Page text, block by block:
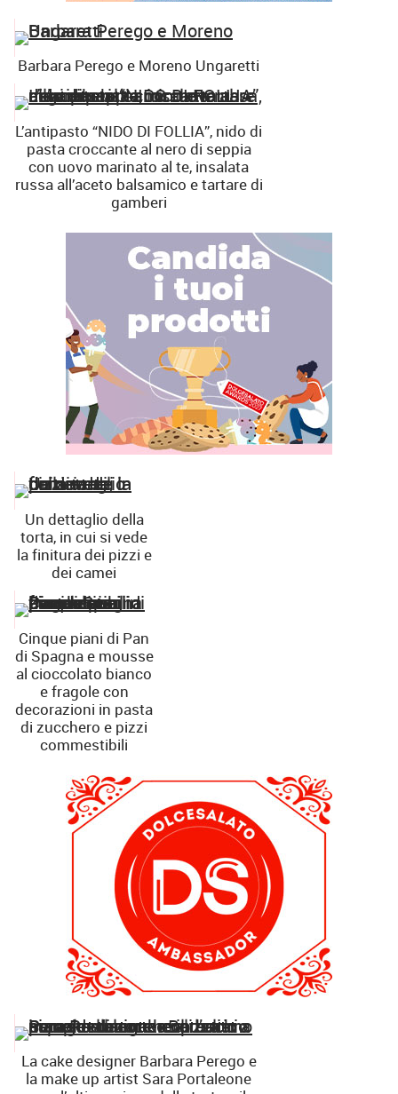
Barbara Perego e Moreno Ungaretti
L’antipasto “NIDO DI FOLLIA”, nido di
pasta croccante al nero di seppia
con uovo marinato al te, insalata
russa all’aceto balsamico e tartare di
gamberi
Un dettaglio della
torta, in cui si vede
la finitura dei pizzi e
dei camei
Cinque piani di Pan
di Spagna e mousse
al cioccolato bianco
e fragole con
decorazioni in pasta
di zucchero e pizzi
commestibili
La cake designer Barbara Perego e
la make up artist Sara Portaleone